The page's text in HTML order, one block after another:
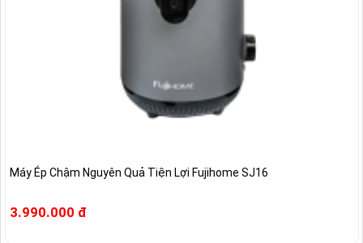
Máy Ép Chậm Nguyên Quả Tiện Lợi Fujihome SJ16
3.990.000 đ